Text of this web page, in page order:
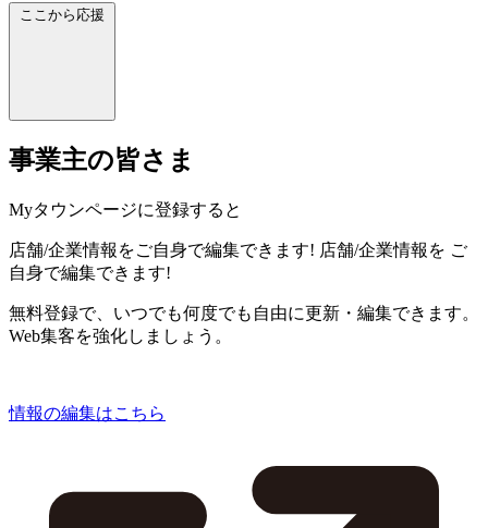
ここから応援
事業主の皆さま
Myタウンページに登録すると
店舗/企業情報をご自身で編集できます! 店舗/企業情報を ご
自身で編集できます!
無料登録で、いつでも何度でも自由に更新・編集できます。
Web集客を強化しましょう。
情報の編集はこちら